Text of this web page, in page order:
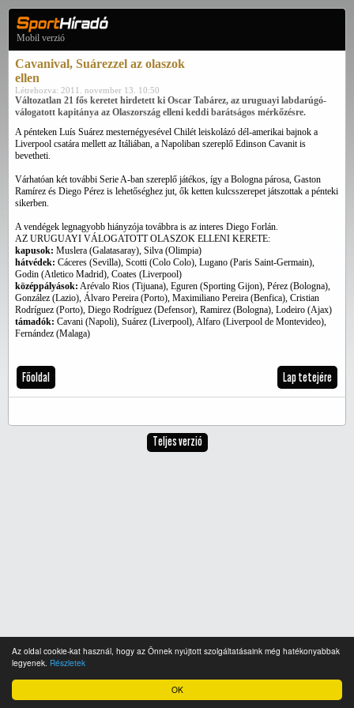
OK
Az oldal cookie-kat használ, hogy az Önnek nyújtott szolgáltatásaink még hatékonyabbak
legyenek. Részletek
Mobil verzió
Cavanival, Suárezzel az olaszok
ellen
Létrehozva: 2011. november 13. 10:50
Változatlan 21 fős keretet hirdetett ki Oscar Tabárez, az uruguayi labdarúgó-
válogatott kapitánya az Olaszország elleni keddi barátságos mérkőzésre.
A pénteken Luís Suárez mesternégyesével Chilét leiskolázó dél-amerikai bajnok a
Liverpool csatára mellett az Itáliában, a Napoliban szereplő Edinson Cavanit is
bevetheti.
Várhatóan két további Serie A-ban szereplő játékos, így a Bologna párosa, Gaston
Ramírez és Diego Pérez is lehetőséghez jut, ők ketten kulcsszerepet játszottak a pénteki
sikerben.
A vendégek legnagyobb hiányzója továbbra is az interes Diego Forlán.
AZ URUGUAYI VÁLOGATOTT OLASZOK ELLENI KERETE:
kapusok: Muslera (Galatasaray), Silva (Olimpia)
hátvédek: Cáceres (Sevilla), Scotti (Colo Colo), Lugano (Paris Saint-Germain),
Godin (Atletico Madrid), Coates (Liverpool)
középpályások: Arévalo Rios (Tijuana), Eguren (Sporting Gijon), Pérez (Bologna),
González (Lazio), Álvaro Pereira (Porto), Maximiliano Pereira (Benfica), Cristian
Rodríguez (Porto), Diego Rodríguez (Defensor), Ramirez (Bologna), Lodeiro (Ajax)
támadók: Cavani (Napoli), Suárez (Liverpool), Alfaro (Liverpool de Montevideo),
Fernández (Malaga)
Főoldal Lap tetejére
Teljes verzió